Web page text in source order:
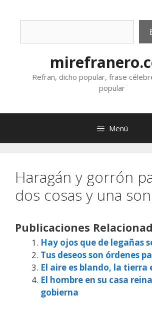
Refran, dicho popular, frase
popular
Menú
Haragán y gorrón
dos cosas y una son
Publicaciones
Hay ojos que de legañas
Tus deseos son órdenes
El aire es blando, la tierra
El hombre en su casa
gobierna